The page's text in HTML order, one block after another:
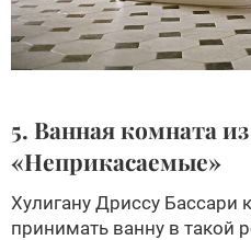
5. Ванная комната
«Неприкасаемые»
Хулигану Дриссу Бассари
принимать ванну в такой